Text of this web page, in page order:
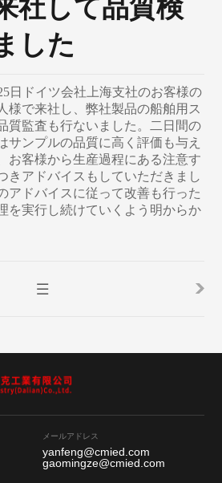
社して品質検
した
日ドイツ会社上海支社のお客様の
様で来社し、弊社製品の船舶用ス
質監査も行ないました。二日間の
サンプルの品質に高く評価も与え
お客様から生産過程にある注意す
きアドバイスもしていただきまし
アドバイスに従って改善も行った
を実行し続けていくよう明からか
メールアドレス
yanfeng@cmied.com
gaomingze@cmied.com